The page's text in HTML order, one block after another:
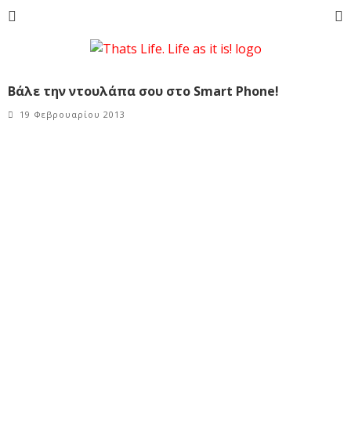
Βάλε την ντουλάπα σου στο Smart Phone!
19 Φεβρουαρίου 2013